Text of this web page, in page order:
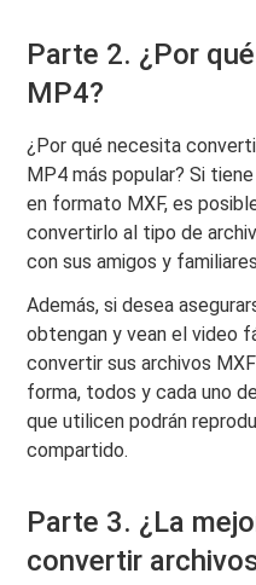
Parte 2. ¿Por
MP4?
¿Por qué necesita
MP4 más popular? Si
en formato MXF, es
convertirlo al tipo de
con sus amigos y
Además, si desea
obtengan y vean el video
convertir sus archivos
forma, todos y cada uno
que utilicen podrán
compartido.
Parte 3. ¿La
convertir